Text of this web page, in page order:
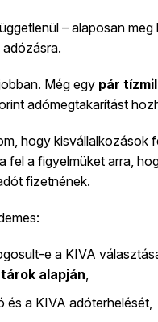
– alaposan
Még egy pár
adómegtakarítást
hogy kisvállalkozások
fel a figyelmüket arra,
fizetnének.
e a KIVA
alapján,
és a KIVA adóterhelését,